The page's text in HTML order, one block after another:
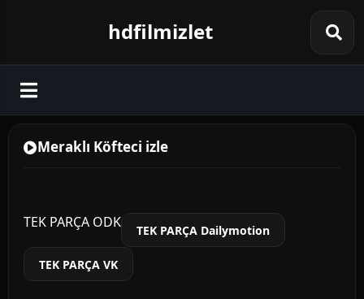
hdfilmizlet
Meraklı Köfteci izle
TEK PARÇA ODK TEK PARÇA Dailymotion
TEK PARÇA VK